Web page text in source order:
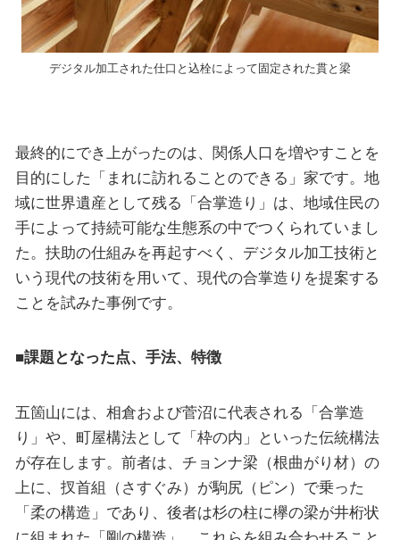
デジタル加工された仕口と込栓によって固定された貫と梁
最終的にでき上がったのは、関係人口を増やすことを
目的にした「まれに訪れることのできる」家です。地
域に世界遺産として残る「合掌造り」は、地域住民の
手によって持続可能な生態系の中でつくられていまし
た。扶助の仕組みを再起すべく、デジタル加工技術と
いう現代の技術を用いて、現代の合掌造りを提案する
ことを試みた事例です。
■課題となった点、手法、特徴
五箇山には、相倉および菅沼に代表される「合掌造
り」や、町屋構法として「枠の内」といった伝統構法
が存在します。前者は、チョンナ梁（根曲がり材）の
上に、扠首組（さすぐみ）が駒尻（ピン）で乗った
「柔の構造」であり、後者は杉の柱に欅の梁が井桁状